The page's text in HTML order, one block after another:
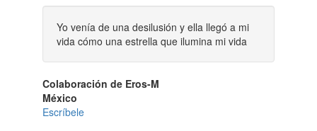
Yo venía de una desilusión y ella llegó a mi
vida cómo una estrella que ilumina mi vida
Colaboración de Eros-M
México
Escríbele